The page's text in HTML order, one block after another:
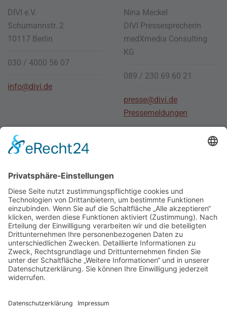
DIVI e.V.
Schumannstr. 2
10117 Berlin
030 / 4000 56 07
info@divi.de
Nina Meckel
DIVI Pressesprecherin
medXmedia Consulting
KG
089 / 230 69 60 21
presse@divi.de
Pressemeldungen
Stellenmarkt
Für Arbeitgeber
Social MediaJungeDIVI
Social Media DIVI